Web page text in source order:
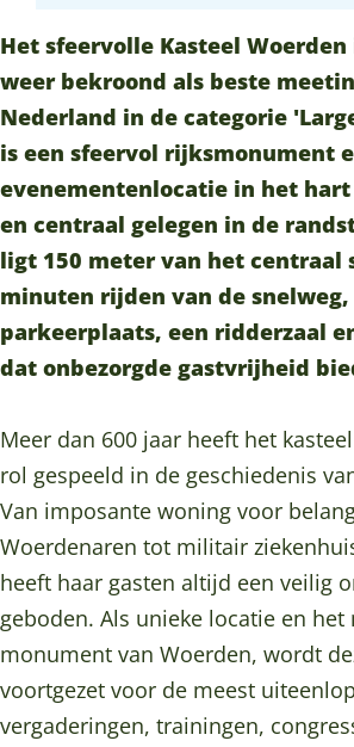
e
r
d
e
n
-
Z
a
k
e
i
j
k
W
o
e
r
d
e
n
-
Z
a
e
l
i
j
k
l
W
o
e
r
d
e
n
-
Z
k
e
l
i
j
k
e
r
d
e
n
-
Z
a
k
e
i
j
k
e
l
W
o
e
r
d
e
n
-
a
k
e
l
i
j
k
e
l
W
o
e
r
d
e
n
-
a
k
e
l
i
j
k
o
k
K
a
s
t
e
e
l
W
e
r
d
e
n
-
Z
a
k
i
n
K
a
s
t
e
e
l
W
e
r
d
e
n
-
Z
a
k
Het sfeervolle Kasteel
weer bekroond als beste
Nederland in de categorie
is een sfeervol rijksmonument
evenementenlocatie in het
en centraal gelegen in de
ligt 150 meter van het centraal
minuten rijden van de
parkeerplaats, een ridderzaal
dat onbezorgde gastvrijheid
Meer dan 600 jaar heeft het
rol gespeeld in de geschiedenis
Van imposante woning voor
Woerdenaren tot militair
heeft haar gasten altijd een veilig
geboden. Als unieke locatie en
monument van Woerden, wordt
voortgezet voor de meest
vergaderingen, trainingen,